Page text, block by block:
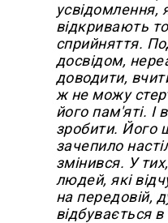
усвідомлення,
відкривають
сприйняття.
досвідом,
доводити,
ж не можу
його пам'яті. І
зробити. Його
зачепило
змінився. У
людей, які
на передовій,
відбувається